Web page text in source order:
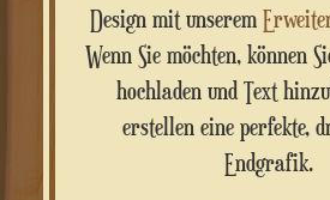
Design mit unserem
Wenn Sie möchten, können
hochladen und Text
erstellen eine perfekte,
Endgrafik.